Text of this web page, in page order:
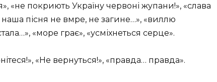
«не покриють Україну червоні жупани!», «слава
пісня не вмре, не загине…», «виллю
«море грає», «усміхнеться серце».
«Не вернуться!», «правда… правда».